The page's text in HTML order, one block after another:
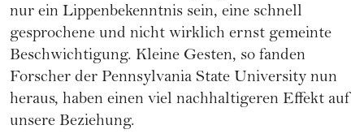
nur ein Lippenbekenntnis sein, eine schnell
gesprochene und nicht wirklich ernst gemeinte
Beschwichtigung. Kleine Gesten, so fanden
Forscher der Pennsylvania State University nun
heraus, haben einen viel nachhaltigeren Effekt auf
unsere Beziehung.